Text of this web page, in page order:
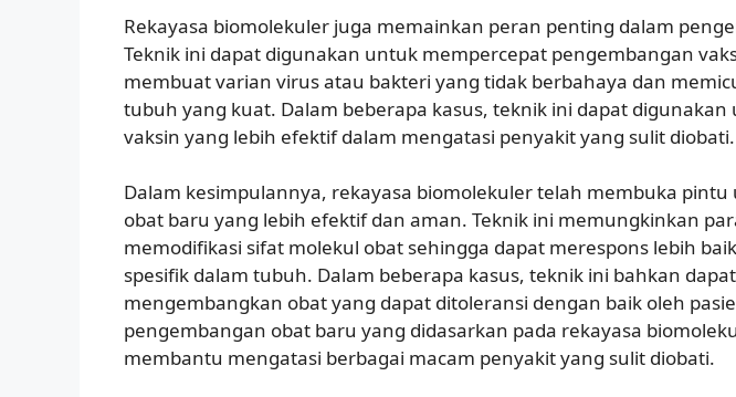
Rekayasa biomolekuler juga memainkan peran penting dalam
Teknik ini dapat digunakan untuk mempercepat pengembangan
membuat varian virus atau bakteri yang tidak berbahaya dan
tubuh yang kuat. Dalam beberapa kasus, teknik ini dapat
vaksin yang lebih efektif dalam mengatasi penyakit yang sulit diobati.
Dalam kesimpulannya, rekayasa biomolekuler telah membuka
obat baru yang lebih efektif dan aman. Teknik ini memungkinkan
memodifikasi sifat molekul obat sehingga dapat merespons lebih
spesifik dalam tubuh. Dalam beberapa kasus, teknik ini bahkan
mengembangkan obat yang dapat ditoleransi dengan baik oleh
pengembangan obat baru yang didasarkan pada rekayasa
membantu mengatasi berbagai macam penyakit yang sulit diobati.